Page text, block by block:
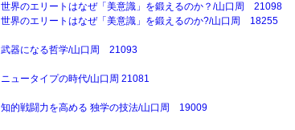
世界のエリートはなぜ「美意識」を鍛えるのか？/山口周 21098
世界のエリートはなぜ「美意識」を鍛えるのか?/山口周 18255
武器になる哲学/山口周 21093
ニュータイプの時代/山口周 21081
知的戦闘力を高める 独学の技法/山口周 19009